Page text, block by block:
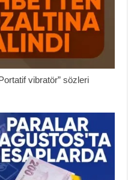
vibratör” sözleri